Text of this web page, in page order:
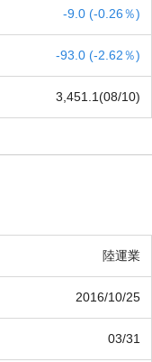
-9.0 (-0.26％)
-93.0 (-2.62％)
3,451.1(08/10)
陸運業
2016/10/25
03/31